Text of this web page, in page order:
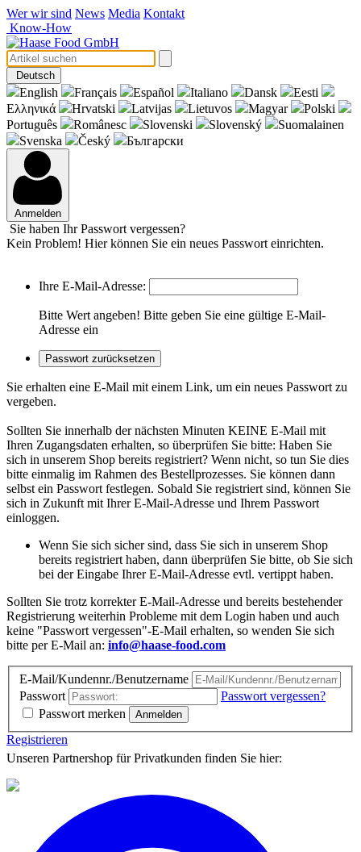
Wer wir sind News Media Kontakt
Know-How
Deutsch
English Français Español Italiano Dansk
Eesti
Eλληνικά
Hrvatski Latvijas Lietuvos Magyar
Polski
Português
Românesc Slovenski Slovenský
Suomalainen
Svenska
Český Български
Anmelden
Sie haben Ihr Passwort vergessen?
Kein Problem! Hier können Sie ein neues Passwort einrichten.
Ihre E-Mail-Adresse:
Bitte Wert angeben! Bitte geben Sie eine gültige E-Mail-
Adresse ein
Passwort zurücksetzen
Sie erhalten eine E-Mail mit einem Link, um ein neues Passwort zu
vergeben.
Sollten Sie innerhalb der nächsten Minuten KEINE E-Mail mit
Ihren Zugangsdaten erhalten, so überprüfen Sie bitte: Haben Sie
sich in unserem Shop bereits registriert? Wenn nicht, so tun Sie dies
bitte einmalig im Rahmen des Bestellprozesses. Sie können dann
selbst ein Passwort festlegen. Sobald Sie registriert sind, können Sie
sich in Zukunft mit Ihrer E-Mail-Adresse und Ihrem Passwort
einloggen.
Wenn Sie sich sicher sind, dass Sie sich in unserem Shop
bereits registriert haben, dann überprüfen Sie bitte, ob Sie sich
bei der Eingabe Ihrer E-Mail-Adresse evtl. vertippt haben.
Sollten Sie trotz korrekter E-Mail-Adresse und bereits bestehender
Registrierung weiterhin Probleme mit dem Login haben und auch
keine "Passwort vergessen"-E-Mail erhalten, so wenden Sie sich
bitte per E-Mail an: info@haase-food.com
E-Mail/Kundennr./Benutzername
Passwort
Passwort vergessen?
Passwort merken
Anmelden
Registrieren
Unseren Partnershop für Privatkunden finden Sie hier: